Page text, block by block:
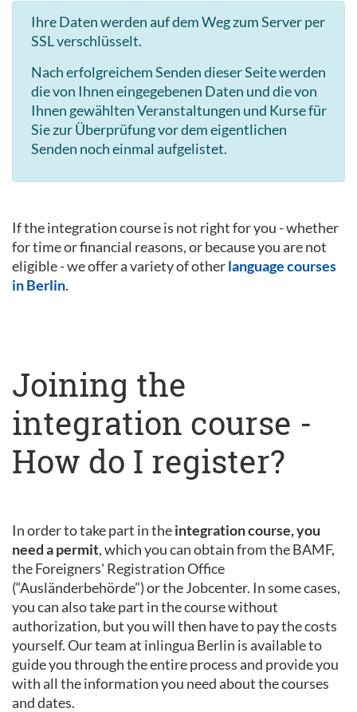
Ihre Daten werden auf dem Weg zum Server per
SSL verschlüsselt.
Nach erfolgreichem Senden dieser Seite werden
die von Ihnen eingegebenen Daten und die von
Ihnen gewählten Veranstaltungen und Kurse für
Sie zur Überprüfung vor dem eigentlichen
Senden noch einmal aufgelistet.
If the integration course is not right for you - whether
for time or financial reasons, or because you are not
eligible - we offer a variety of otherlanguage courses
in Berlin.
Joining the
integration course -
How do I register?
In order to take part in theintegration course, you
need a permit, which you can obtain from the BAMF,
the Foreigners' Registration Office
(“Ausländerbehörde”) or the Jobcenter. In some cases,
you can also take part in the course without
authorization, but you will then have to pay the costs
yourself. Our team at inlingua Berlin is available to
guide you through the entire process and provide you
with all the information you need about the courses
and dates.